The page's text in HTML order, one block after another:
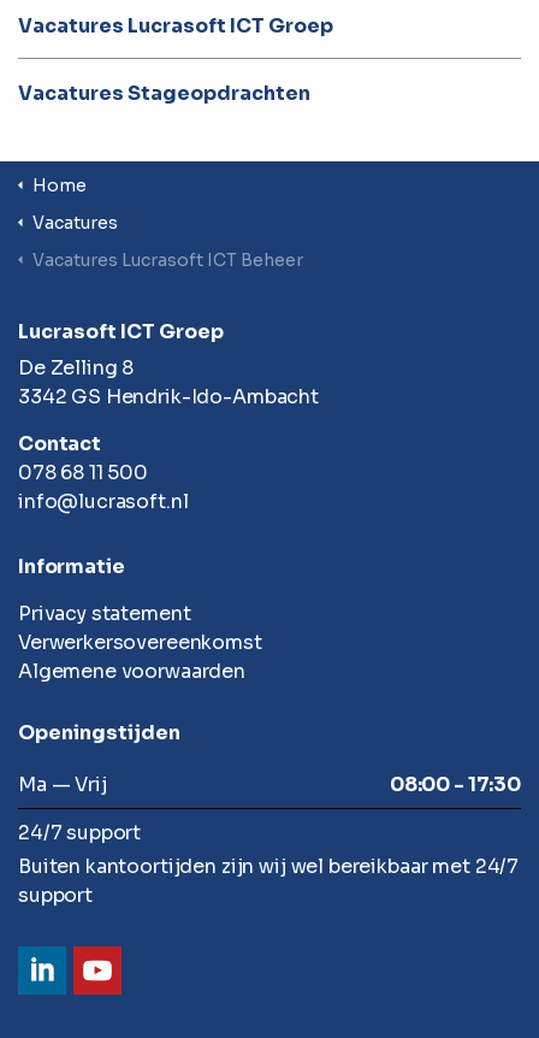
Vacatures Lucrasoft ICT Groep
Vacatures Stageopdrachten
Home
Vacatures
Vacatures Lucrasoft ICT Beheer
Lucrasoft ICT Groep
De Zelling 8
3342 GS Hendrik-Ido-Ambacht
Contact
078 68 11 500
info@lucrasoft.nl
Informatie
Privacy statement
Verwerkersovereenkomst
Algemene voorwaarden
Openingstijden
Ma — Vrij
08:00 - 17:30
24/7 support
Buiten kantoortijden zijn wij wel bereikbaar met 24/7
support